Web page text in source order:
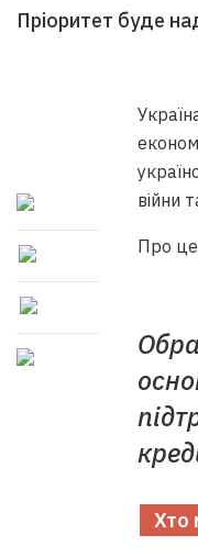
Пріоритет буде
війни
Про це
Хто